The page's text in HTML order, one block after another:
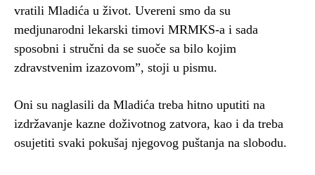
vratili Mladića u život. Uvereni smo da su
medjunarodni lekarski timovi MRMKS-a i sada
sposobni i stručni da se suoče sa bilo kojim
zdravstvenim izazovom”, stoji u pismu.
Oni su naglasili da Mladića treba hitno uputiti na
izdržavanje kazne doživotnog zatvora, kao i da treba
osujetiti svaki pokušaj njegovog puštanja na slobodu.